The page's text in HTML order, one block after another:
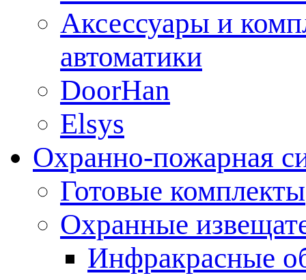
Аксессуары и
автоматики
DoorHan
Elsys
Охранно-пожарная
Готовые комплекты
Охранные
Инфракрасные